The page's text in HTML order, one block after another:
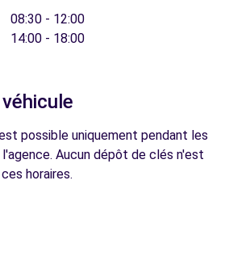
08:30 - 12:00
14:00 - 18:00
possible uniquement pendant les
Aucun dépôt de clés n'est
horaires.